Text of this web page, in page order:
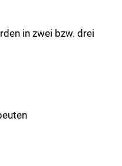
in zwei bzw. drei